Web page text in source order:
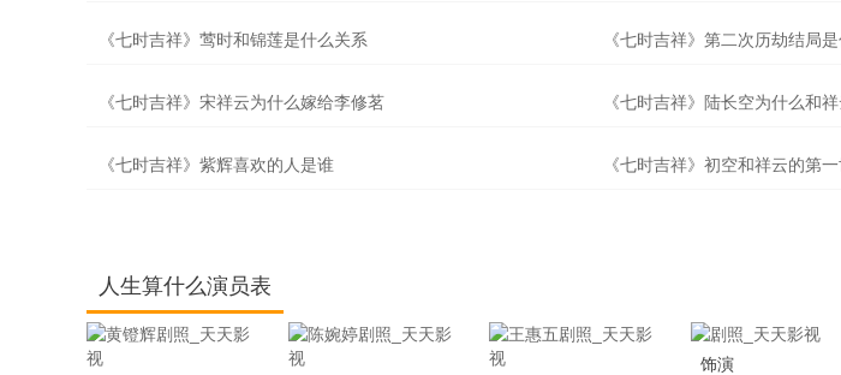
《七时吉祥》莺时和锦莲是什么关系 《七时吉祥》第二次历劫结局
《七时吉祥》宋祥云为什么嫁给李修茗 《七时吉祥》陆长空为什么和
《七时吉祥》紫辉喜欢的人是谁 《七时吉祥》初空和祥云的第
人生算什么演员表
饰演